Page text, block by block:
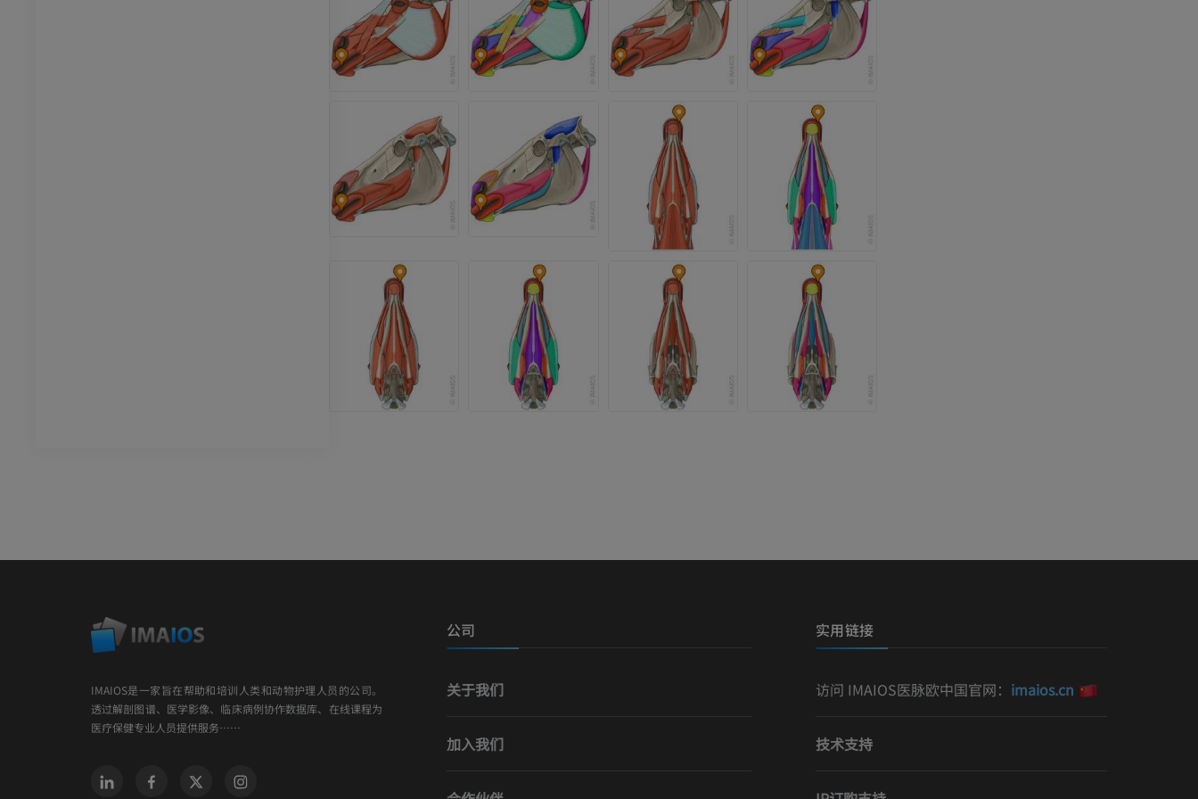
IMAIOS是一家旨在帮助和培训人类和动物护理人员的公司。
透过解剖图谱、医学影像、临床病例协作数据库、在线课程为
医疗保健专业人员提供服务……
公司
关于我们
加入我们
实用链接
访问 IMAIOS医脉欧中国官网： imaios.cn
技术支持